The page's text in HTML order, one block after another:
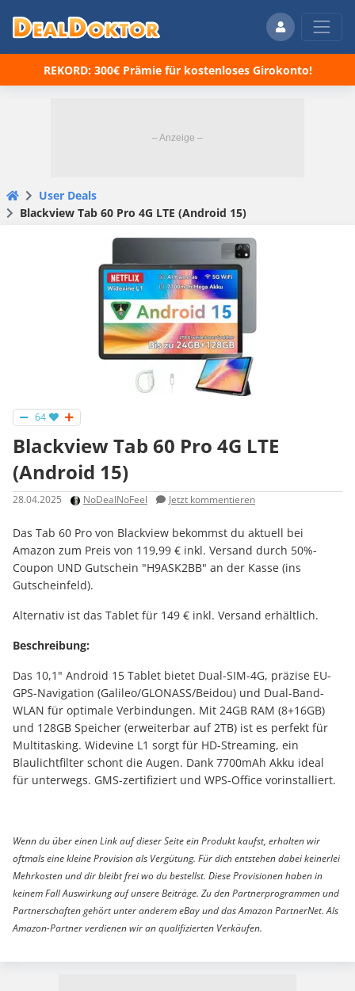
REKORD: 300€ Prämie für kostenloses Girokonto!
User Deals
Blackview Tab 60 Pro 4G LTE (Android 15)
64
Blackview Tab 60 Pro 4G LTE
(Android 15)
28.04.2025 NoDealNoFeel Jetzt kommentieren
Das Tab 60 Pro von Blackview bekommst du aktuell bei
Amazon zum Preis von 119,99 € inkl. Versand durch 50%-
Coupon UND Gutschein "H9ASK2BB" an der Kasse (ins
Gutscheinfeld).
Alternativ ist das Tablet für 149 € inkl. Versand erhältlich.
Beschreibung:
Das 10,1" Android 15 Tablet bietet Dual-SIM-4G, präzise EU-
GPS-Navigation (Galileo/GLONASS/Beidou) und Dual-Band-
WLAN für optimale Verbindungen. Mit 24GB RAM (8+16GB)
und 128GB Speicher (erweiterbar auf 2TB) ist es perfekt für
Multitasking. Widevine L1 sorgt für HD-Streaming, ein
Blaulichtfilter schont die Augen. Dank 7700mAh Akku ideal
für unterwegs. GMS-zertifiziert und WPS-Office vorinstalliert.
Wenn du über einen Link auf dieser Seite ein Produkt kaufst, erhalten wir
oftmals eine kleine Provision als Vergütung. Für dich entstehen dabei keinerlei
Mehrkosten und dir bleibt frei wo du bestellst. Diese Provisionen haben in
keinem Fall Auswirkung auf unsere Beiträge. Zu den Partnerprogrammen und
Partnerschaften gehört unter anderem eBay und das Amazon PartnerNet. Als
Amazon-Partner verdienen wir an qualifizierten Verkäufen.